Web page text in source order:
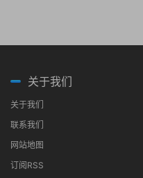
关于我们
关于我们
联系我们
网站地图
订阅RSS